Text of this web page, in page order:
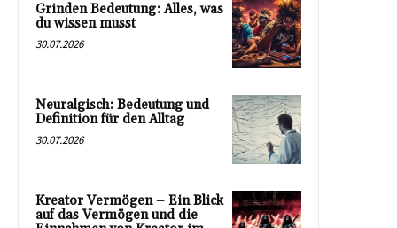
Grinden Bedeutung: Alles, was
du wissen musst
30.07.2026
Neuralgisch: Bedeutung und
Definition für den Alltag
30.07.2026
Kreator Vermögen – Ein Blick
auf das Vermögen und die